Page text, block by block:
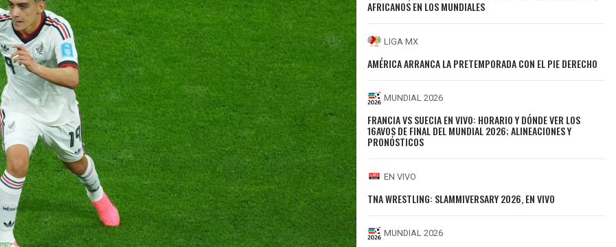
AFRICANOS EN LOS MUNDIALES
LIGA MX
AMÉRICA ARRANCA LA PRETEMPORADA CON EL PIE DERECHO
MUNDIAL 2026
FRANCIA VS SUECIA EN VIVO: HORARIO Y DÓNDE VER LOS
16AVOS DE FINAL DEL MUNDIAL 2026; ALINEACIONES Y
PRONÓSTICOS
EN VIVO
TNA WRESTLING: SLAMMIVERSARY 2026, EN VIVO
MUNDIAL 2026